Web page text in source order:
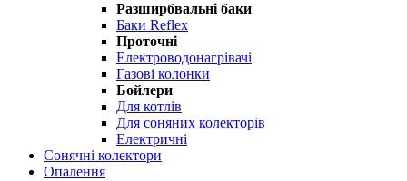
Разширбвальні баки
Баки Reflex
Проточні
Електроводонагрівачі
Газові колонки
Бойлери
Для котлів
Для соняних колекторів
Електричні
Сонячні колектори
Опалення